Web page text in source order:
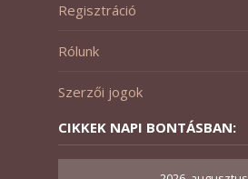
Regisztráció
Rólunk
Szerzői jogok
CIKKEK NAPI BONTÁSBAN: